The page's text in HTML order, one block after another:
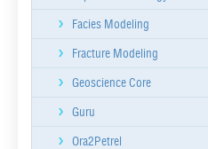
Facies Modeling
Fracture Modeling
Geoscience Core
Guru
Ora2Petrel